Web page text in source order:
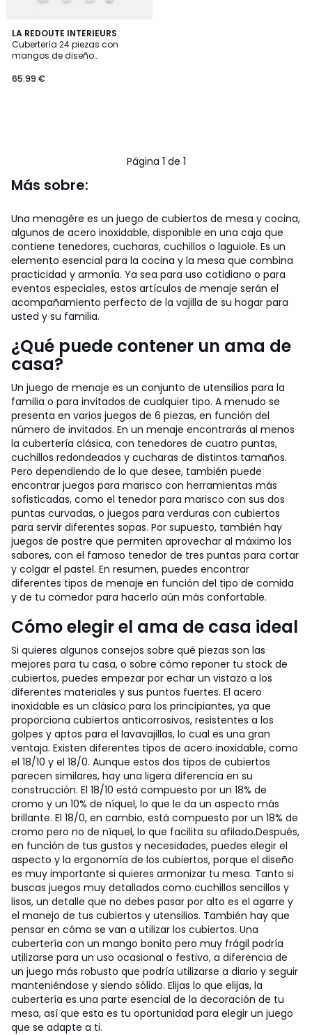
LA REDOUTE INTERIEURS
Cubertería 24 piezas con
mangos de diseño
PATTIE
65.99 €
Página 1 de 1
Más sobre:
Una menagère es un juego de cubiertos de mesa y cocina,
algunos de acero inoxidable, disponible en una caja que
contiene tenedores, cucharas, cuchillos o laguiole. Es un
elemento esencial para la cocina y la mesa que combina
practicidad y armonía. Ya sea para uso cotidiano o para
eventos especiales, estos artículos de menaje serán el
acompañamiento perfecto de la vajilla de su hogar para
usted y su familia.
¿Qué puede contener un ama de
casa?
Un juego de menaje es un conjunto de utensilios para la
familia o para invitados de cualquier tipo. A menudo se
presenta en varios juegos de 6 piezas, en función del
número de invitados. En un menaje encontrarás al menos
la cubertería clásica, con tenedores de cuatro puntas,
cuchillos redondeados y cucharas de distintos tamaños.
Pero dependiendo de lo que desee, también puede
encontrar juegos para marisco con herramientas más
sofisticadas, como el tenedor para marisco con sus dos
puntas curvadas, o juegos para verduras con cubiertos
para servir diferentes sopas. Por supuesto, también hay
juegos de postre que permiten aprovechar al máximo los
sabores, con el famoso tenedor de tres puntas para cortar
y colgar el pastel. En resumen, puedes encontrar
diferentes tipos de menaje en función del tipo de comida
y de tu comedor para hacerlo aún más confortable.
Cómo elegir el ama de casa ideal
Si quieres algunos consejos sobre qué piezas son las
mejores para tu casa, o sobre cómo reponer tu stock de
cubiertos, puedes empezar por echar un vistazo a los
diferentes materiales y sus puntos fuertes. El acero
inoxidable es un clásico para los principiantes, ya que
proporciona cubiertos anticorrosivos, resistentes a los
golpes y aptos para el lavavajillas, lo cual es una gran
ventaja. Existen diferentes tipos de acero inoxidable, como
el 18/10 y el 18/0. Aunque estos dos tipos de cubiertos
parecen similares, hay una ligera diferencia en su
construcción. El 18/10 está compuesto por un 18% de
cromo y un 10% de níquel, lo que le da un aspecto más
brillante. El 18/0, en cambio, está compuesto por un 18% de
cromo pero no de níquel, lo que facilita su afilado.Después,
en función de tus gustos y necesidades, puedes elegir el
aspecto y la ergonomía de los cubiertos, porque el diseño
es muy importante si quieres armonizar tu mesa. Tanto si
buscas juegos muy detallados como cuchillos sencillos y
lisos, un detalle que no debes pasar por alto es el agarre y
el manejo de tus cubiertos y utensilios. También hay que
pensar en cómo se van a utilizar los cubiertos. Una
cubertería con un mango bonito pero muy frágil podría
utilizarse para un uso ocasional o festivo, a diferencia de
un juego más robusto que podría utilizarse a diario y seguir
manteniéndose y siendo sólido. Elijas lo que elijas, la
cubertería es una parte esencial de la decoración de tu
mesa, así que esta es tu oportunidad para elegir un juego
que se adapte a ti.